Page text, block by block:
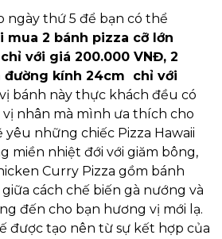
ngày thứ 5 để bạn có thể
mua 2 bánh pizza cỡ lớn
với giá 200.000 VNĐ, 2
đường kính 24cm chỉ với
vị bánh này thực khách đều có
nhân mà mình ưa thích cho
yêu những chiếc Pizza Hawaii
miền nhiệt đới với giăm bông,
Curry Pizza gồm bánh
cách chế biến gà nướng và
đến cho bạn hương vị mới lạ.
được tạo nên từ sự kết hợp của